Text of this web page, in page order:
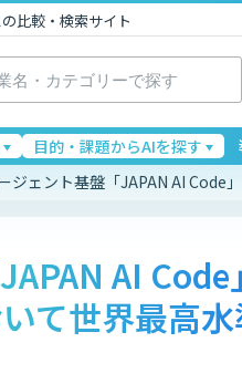
比較・検索サイト
目的・課題からAIを探す
ジェント基盤「JAPAN AI Code
AI
て世界最高